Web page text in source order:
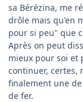
sa Bérézina, me
drôle mais qu'en
pour si peu" que
Après on peut
mieux pour soi et
continuer, certes,
finalement une
de fer.